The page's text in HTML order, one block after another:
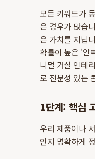
모든 키워드가
은 경우가 많습
은 가치를 지닙
확률이 높은 '알
니멀 거실 인테
로 전문성 있는
1단계: 핵심
우리 제품이나
인지 명확하게